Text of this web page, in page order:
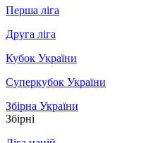
Перша ліга
Друга ліга
Кубок України
Суперкубок України
Збірна України
Збірні